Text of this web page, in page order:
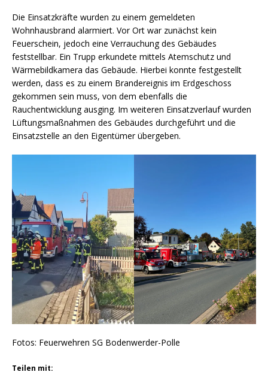
Die Einsatzkräfte wurden zu einem gemeldeten
Wohnhausbrand alarmiert. Vor Ort war zunächst kein
Feuerschein, jedoch eine Verrauchung des Gebäudes
feststellbar. Ein Trupp erkundete mittels Atemschutz und
Wärmebildkamera das Gebäude. Hierbei konnte festgestellt
werden, dass es zu einem Brandereignis im Erdgeschoss
gekommen sein muss, von dem ebenfalls die
Rauchentwicklung ausging. Im weiteren Einsatzverlauf wurden
Lüftungsmaßnahmen des Gebäudes durchgeführt und die
Einsatzstelle an den Eigentümer übergeben.
Fotos: Feuerwehren SG Bodenwerder-Polle
Teilen mit: